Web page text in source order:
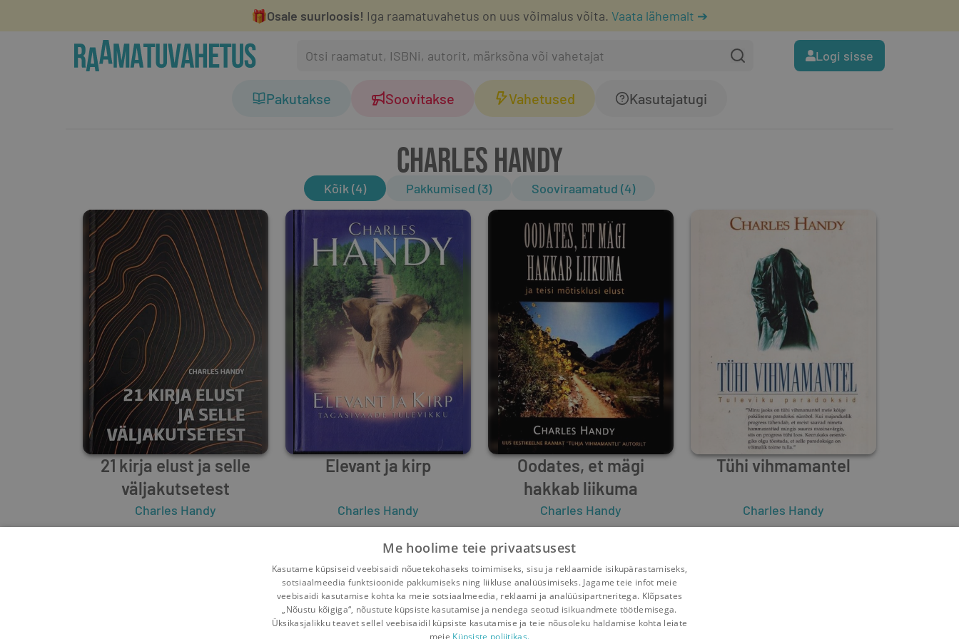
🎁Osale suurloosis! Iga raamatuvahetus on uus võimalus võita. Vaata lähemalt ➔
Logi sisse
Pakutakse Soovitakse Vahetused Kasutajatugi
CHARLES HANDY
Kõik (4) Pakkumised (3) Sooviraamatud (4)
21 kirja elust ja selle
väljakutsetest
Charles Handy
Elevant ja kirp
Charles Handy
Oodates, et mägi
hakkab liikuma
Charles Handy
Tühi vihmamantel
Charles Handy
Me hoolime teie privaatsusest
Kasutame küpsiseid veebisaidi nõuetekohaseks toimimiseks, sisu ja reklaamide isikupärastamiseks,
sotsiaalmeedia funktsioonide pakkumiseks ning liikluse analüüsimiseks. Jagame teie infot meie
veebisaidi kasutamise kohta ka meie sotsiaalmeedia, reklaami ja analüüsipartneritega. Klõpsates
„Nõustu kõigiga“, nõustute küpsiste kasutamise ja nendega seotud isikuandmete töötlemisega.
Üksikasjalikku teavet sellel veebisaidil küpsiste kasutamise ja teie nõusoleku haldamise kohta leiate
meie Küpsiste poliitikas.